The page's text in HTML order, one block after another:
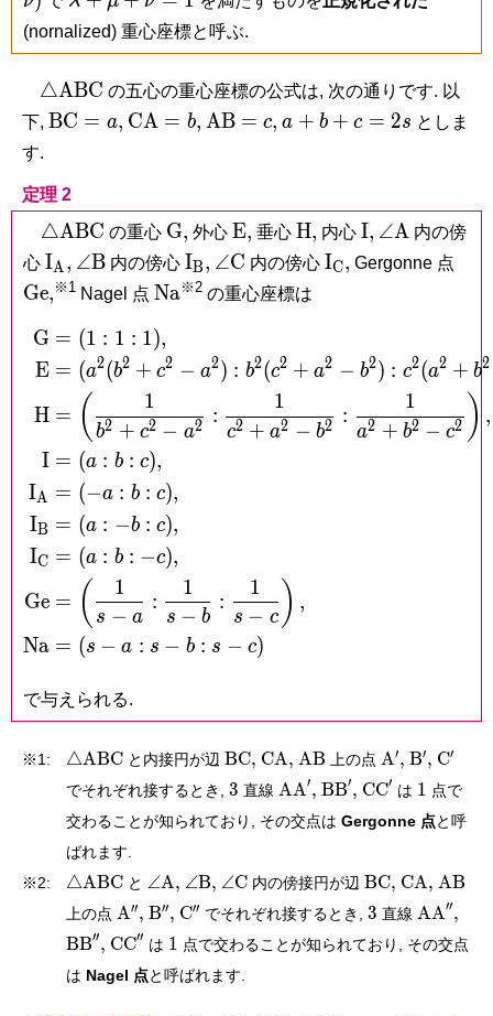
:\nu )
+\mu
+\nu =
(nornalized) 重心座標と呼ぶ.
\triangle\mathrm{ABC}
△ABC の五心の重心座標の公式は, 次の通りです. 以
下, \mathrm{BC}
BC = a, \mathrm{CA}
CA = b, \mathrm{AB}
AB = c, a+b+c
a + b + c = 2s としま
す.
定理 2
\triangle\mathrm{ABC}
△ABC の重心 \mathrm
G,
G, 外心 \mathrm
E,
E, 垂心 \mathrm
H,
H, 内心 \mathrm
I,
I,
A
∠A 内の傍
心 \mathrm
I_{\mathrm
A},
IA, \angle\mathrm
B
∠B 内の傍心 \mathrm
I_{\mathrm
IB, \angle\mathrm
C
∠C 内の傍心 \mathrm
IC, Gergonne 点
Ge, ※1 Nagel 点 \mathrm{Na}
Na※2 の重心座標は
G
E
H
I
IA
IB
IC
Ge
Na
= (1 : 1 : 1),
= (a2(b2 + c2 − a2) : b2(c2 + a2 − b2) : c2(a2 + b2
= ( b2 + c2 − a2
1
:
c2 + a2 − b2
1
:
a2 + b2 − c2
1 ) ,
= (a : b : c),
= (−a : b : c),
= (a : −b : c),
= (a : b : −c),
= ( s − a
1
:
s − b
1
:
s − c
1 ) ,
= (s − a : s − b : s − c)
で与えられる.
※1: \triangle\mathrm{ABC}
△ABC と内接円が辺 \mathrm{BC},
BC, \mathrm{CA},
CA, \mathrm{AB}
AB 上の点 \mathrm
A',
A′, \mathrm
B′, C′
でそれぞれ接するとき, 3
3 直線 \mathrm{AA}',
AA′, \mathrm{BB}',
BB′, \mathrm{CC}'
CC′ は 1
1 点で
交わることが知られており, その交点は Gergonne 点と呼
ばれます.
※2:
\triangle\mathrm{ABC}
△ABC と
\angle\mathrm
A,
∠A, \angle\mathrm
B,
∠B, \angle\mathrm
∠C 内の傍接円が辺 \mathrm{BC},
BC, CA, AB
上の点 \mathrm
A'',
A′′, \mathrm
B′′, \mathrm
C′′ でそれぞれ接するとき, 3
3 直線 AA′′,
BB′′, \mathrm{CC}''
CC′′ は 1
1 点で交わることが知られており, その交点
は Nagel 点と呼ばれます.